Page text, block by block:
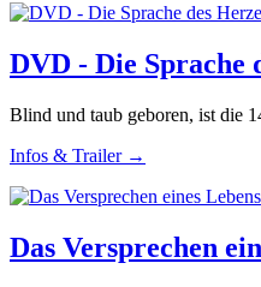
DVD - Die Sprache
Blind und taub geboren, ist die
Infos & Trailer →
Das Versprechen